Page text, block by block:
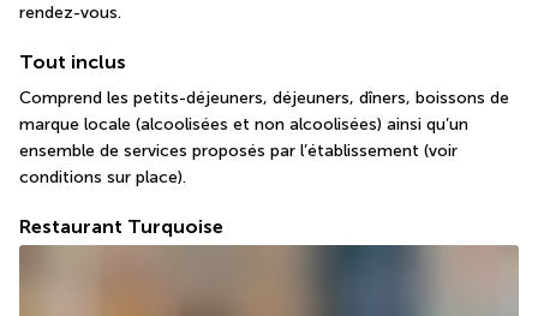
rendez-vous.
Tout inclus
Comprend les petits-déjeuners, déjeuners, dîners, boissons de
marque locale (alcoolisées et non alcoolisées) ainsi qu’un
ensemble de services proposés par l’établissement (voir
conditions sur place).
Restaurant Turquoise